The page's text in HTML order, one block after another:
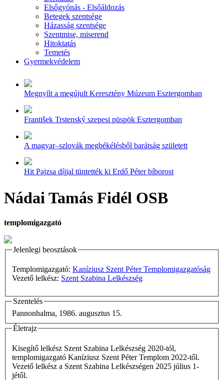
Elsőgyónás - Elsőáldozás
Betegek szentsége
Házasság szentsége
Szentmise, miserend
Hitoktatás
Temetés
Gyermekvédelem
Megnyílt a megújult Keresztény Múzeum Esztergomban
František Trstenský szepesi püspök Esztergomban
A magyar–szlovák megbékélésből barátság született
Hit Pajzsa díjjal tüntették ki Erdő Péter bíborost
Nádai Tamás Fidél OSB
templomigazgató
Jelenlegi beosztások
Templomigazgató: Kaníziusz Szent Péter Templomigazgatóság
Vezető lelkész: Szent Szabina Lelkészség
Szentelés
Pannonhalma, 1986. augusztus 15.
Életrajz
Kisegítő lelkész Szent Szabina Lelkészség 2020-tól,
templomigazgató Kaníziusz Szent Péter Templom 2022-től.
Vezető lelkész a Szent Szabina Lelkészségen 2025 július 1-
jétől.